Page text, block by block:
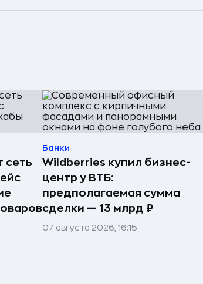
сеть
Банки
Wildberries купил бизнес-
центр у ВТБ:
предполагаемая сумма
сделки — 13 млрд ₽
07 августа 2026, 16:15